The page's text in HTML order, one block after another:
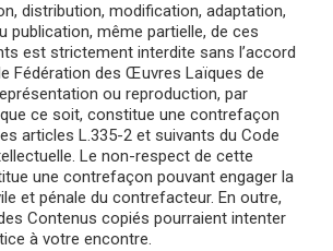
distribution, modification, adaptation,
publication, même partielle, de ces
est strictement interdite sans l’accord
Fédération des Œuvres Laïques de
ou reproduction, par
ce soit, constitue une contrefaçon
articles L.335-2 et suivants du Code
Le non-respect de cette
une contrefaçon pouvant engager la
et pénale du contrefacteur. En outre,
Contenus copiés pourraient intenter
à votre encontre.